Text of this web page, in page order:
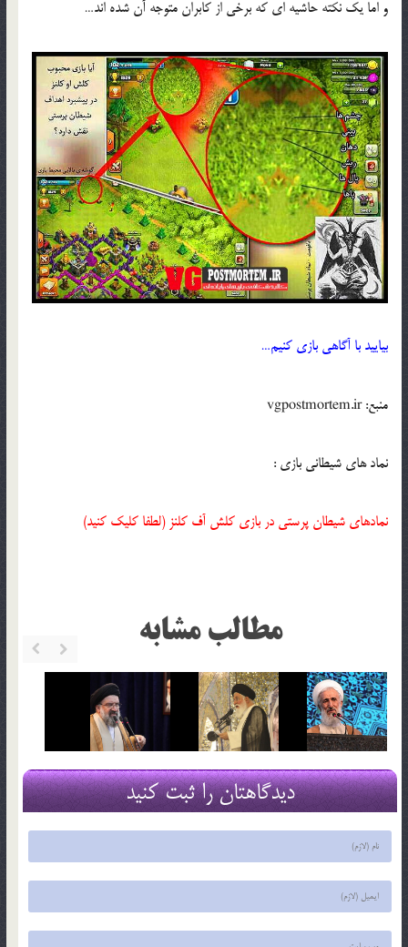
و اما یک نکته حاشیه ای که برخی از کابران متوجه آن شده اند…
بیایید با آگاهی بازی کنیم…
منبع: vgpostmortem.ir
نماد های شیطانی بازی :
نمادهای شیطان پرستی در بازی کلش آف کلنز (لطفا کلیک کنید)
مطالب مشابه
دیدگاهتان را ثبت کنید